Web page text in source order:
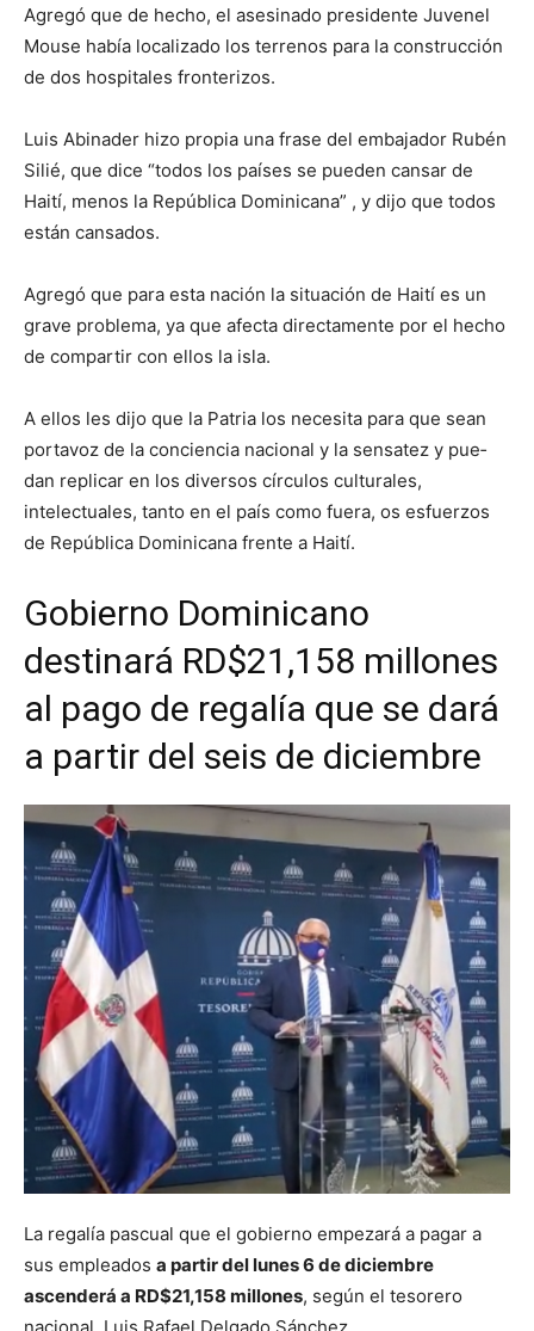
Agregó que de hecho, el asesinado presidente Juve­nel
Mouse había localizado los terrenos para la cons­trucción
de dos hospitales fronterizos.
Luis Abinader hizo propia una frase del embajador Rubén
Silié, que dice “todos los paí­ses se pueden cansar de
Haití, menos la Re­pública Dominicana” , y dijo que todos
están cansados.
Agregó que para es­ta nación la situación de Haití es un
grave proble­ma, ya que afecta direc­tamente por el hecho
de compartir con ellos la is­la.
A ellos les dijo que la Patria los necesita pa­ra que sean
portavoz de la conciencia nacio­nal y la sensatez y pue­
dan replicar en los di­versos círculos cultura­les,
intelectuales, tanto en el país como fuera, os esfuerzos
de Repú­blica Dominicana frente a Haití.
Gobierno Dominicano
destinará RD$21,158 millones
al pago de regalía que se dará
a partir del seis de diciembre
La regalía pascual que el gobierno empezará a pagar a
sus empleados a partir del lunes 6 de diciembre
ascenderá a RD$21,158 millones, según el tesorero